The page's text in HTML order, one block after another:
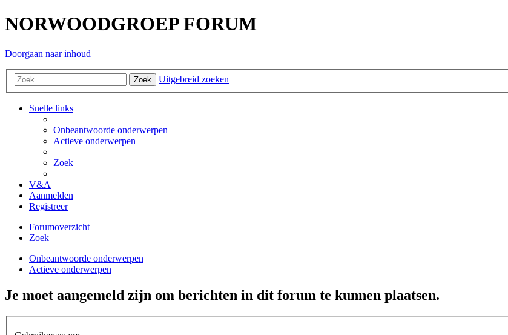
NORWOODGROEP FORUM
Doorgaan naar inhoud
Zoek Uitgebreid zoeken
Snelle links
Onbeantwoorde onderwerpen
Actieve onderwerpen
Zoek
V&A
Aanmelden
Registreer
Forumoverzicht
Zoek
Onbeantwoorde onderwerpen
Actieve onderwerpen
Je moet aangemeld zijn om berichten in dit forum te kunnen plaatsen.